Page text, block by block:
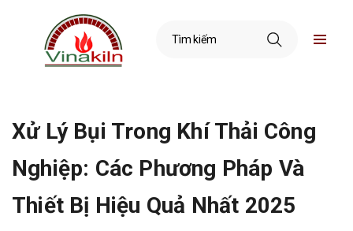
Xử Lý Bụi Trong Khí Thải Công
Nghiệp: Các Phương Pháp Và
Thiết Bị Hiệu Quả Nhất 2025